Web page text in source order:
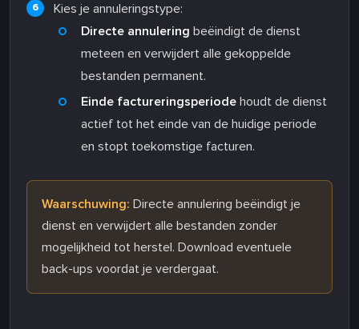
Kies je annuleringstype:
Directe annulering beëindigt de dienst
meteen en verwijdert alle gekoppelde
bestanden permanent.
Einde factureringsperiode houdt de dienst
actief tot het einde van de huidige periode
en stopt toekomstige facturen.
Waarschuwing: Directe annulering beëindigt je
dienst en verwijdert alle bestanden zonder
mogelijkheid tot herstel. Download eventuele
back-ups voordat je verdergaat.